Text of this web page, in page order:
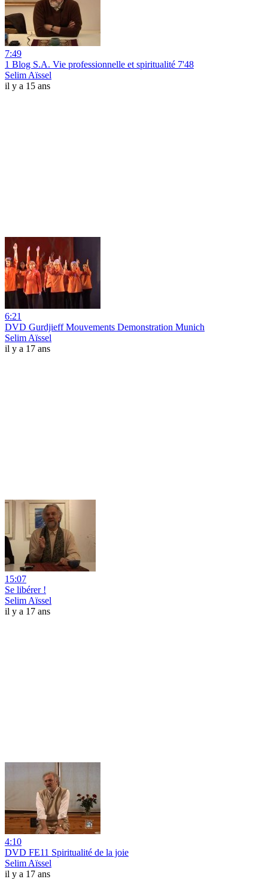
7:49
1 Blog S.A. Vie professionnelle et spiritualité 7'48
Selim Aïssel
il y a 15 ans
6:21
DVD Gurdjieff Mouvements Demonstration Munich
Selim Aïssel
il y a 17 ans
15:07
Se libérer !
Selim Aïssel
il y a 17 ans
4:10
DVD FE11 Spiritualité de la joie
Selim Aïssel
il y a 17 ans